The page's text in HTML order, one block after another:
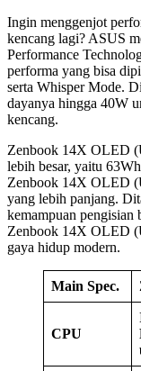
Ingin menggenjot
kencang lagi? ASUS
Performance
performa yang bisa
serta Whisper Mode.
dayanya hingga 40W
kencang.
Zenbook 14X OLED
lebih besar, yaitu
Zenbook 14X OLED
yang lebih panjang.
kemampuan pengisian
Zenbook 14X OLED
gaya hidup modern.
Main Spec.
CPU